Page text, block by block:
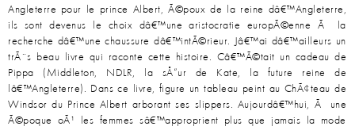
Angleterre pour le prince Albert, Ã©poux de la reine dâ€™Angleterre,
ils sont devenus le choix dâ€™une aristocratie europÃ©enne Ã la
recherche dâ€™une chaussure dâ€™intÃ©rieur. Jâ€™ai dâ€™ailleurs un
trÃ¨s beau livre qui raconte cette histoire. Câ€™Ã©tait un cadeau de
Pippa (Middleton, NDLR, la sÅ“ur de Kate, la future reine de
lâ€™Angleterre). Dans ce livre, figure un tableau peint au ChÃ¢teau de
Windsor du Prince Albert arborant ses slippers. Aujourdâ€™hui, Ã une
Ã©poque oÃ¹ les femmes sâ€™approprient plus que jamais la mode